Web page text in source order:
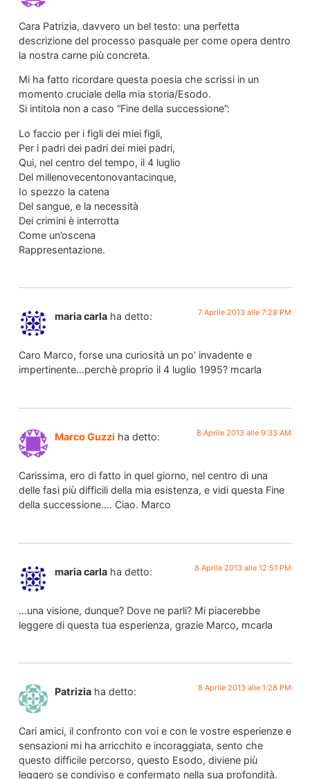
Cara Patrizia, davvero un bel testo: una perfetta
descrizione del processo pasquale per come opera dentro
la nostra carne più concreta.
Mi ha fatto ricordare questa poesia che scrissi in un
momento cruciale della mia storia/Esodo.
Si intitola non a caso “Fine della successione”:
Lo faccio per i figli dei miei figli,
Per i padri dei padri dei miei padri,
Qui, nel centro del tempo, il 4 luglio
Del millenovecentonovantacinque,
Io spezzo la catena
Del sangue, e la necessità
Dei crimini è interrotta
Come un’oscena
Rappresentazione.
maria carla ha detto: 7 Aprile 2013 alle 7:28 PM
Caro Marco, forse una curiosità un po’ invadente e
impertinente…perchè proprio il 4 luglio 1995? mcarla
Marco Guzzi ha detto: 8 Aprile 2013 alle 9:33 AM
Carissima, ero di fatto in quel giorno, nel centro di una
delle fasi più difficili della mia esistenza, e vidi questa Fine
della successione…. Ciao. Marco
maria carla ha detto: 8 Aprile 2013 alle 12:51 PM
…una visione, dunque? Dove ne parli? Mi piacerebbe
leggere di questa tua esperienza, grazie Marco, mcarla
Patrizia ha detto: 8 Aprile 2013 alle 1:28 PM
Cari amici, il confronto con voi e con le vostre esperienze e
sensazioni mi ha arricchito e incoraggiata, sento che
questo difficile percorso, questo Esodo, diviene più
leggero se condiviso e confermato nella sua profondità.